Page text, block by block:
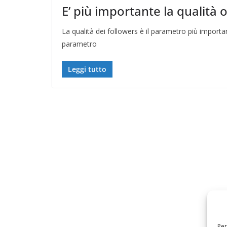
E’ più importante la qualità
La qualità dei followers è il parametro più
parametro
Leggi tutto